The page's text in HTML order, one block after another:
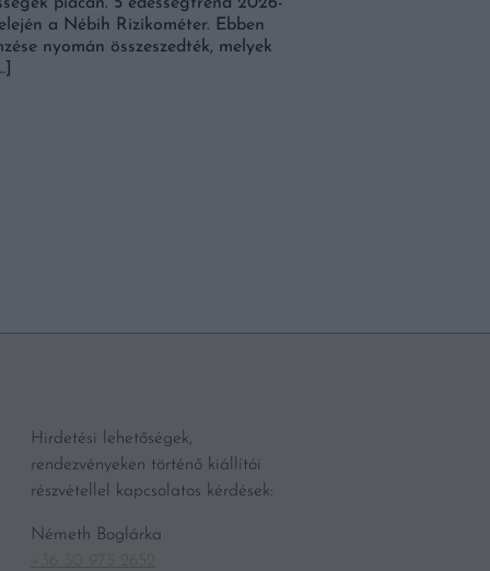
a Nébih Rizikométer. Ebben
nyomán összeszedték, melyek
Hirdetési lehetőségek,
rendezvényeken történő kiállítói
részvétellel kapcsolatos kérdések:
Németh Boglárka
+36 30 975 2652